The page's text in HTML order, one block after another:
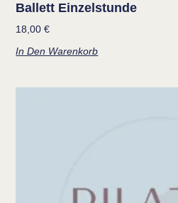
Ballett Einzelstunde
18,00€
In Den Warenkorb